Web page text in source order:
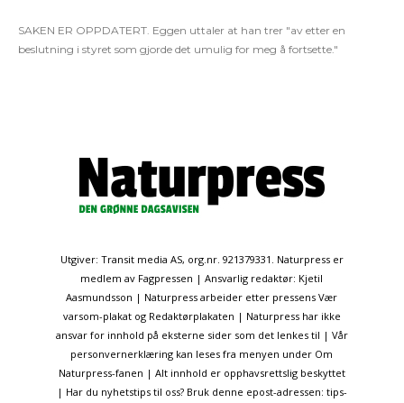
SAKEN ER OPPDATERT. Eggen uttaler at han trer "av etter en
beslutning i styret som gjorde det umulig for meg å fortsette."
Utgiver: Transit media AS, org.nr. 921379331. Naturpress er
medlem av Fagpressen | Ansvarlig redaktør: Kjetil
Aasmundsson | Naturpress arbeider etter pressens Vær
varsom-plakat og Redaktørplakaten | Naturpress har ikke
ansvar for innhold på eksterne sider som det lenkes til | Vår
personvernerklæring kan leses fra menyen under Om
Naturpress-fanen | Alt innhold er opphavsrettslig beskyttet
| Har du nyhetstips til oss? Bruk denne epost-adressen: tips-